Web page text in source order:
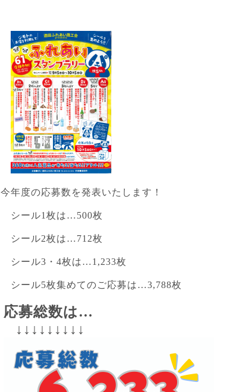
今年度の応募数を発表いたします！
シール1枚は…500枚
シール2枚は…712枚
シール3・4枚は…1,233枚
シール5枚集めてのご応募は…3,788枚
応募総数は…
↓↓↓ ↓↓↓ ↓↓↓